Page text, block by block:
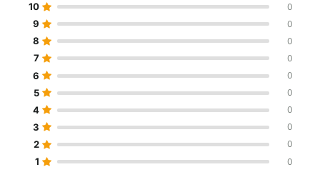
10 0
9 0
8 0
7 0
6 0
5 0
4 0
3 0
2 0
1 0